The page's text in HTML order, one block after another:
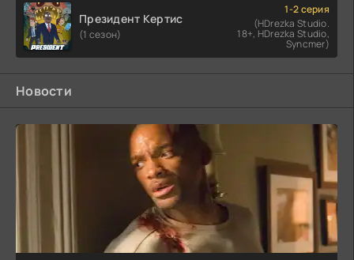
Президент Кертис
(1 сезон)
1-2 серия
(HDrezka Studio.
18+, HDrezka Studio,
Syncmer)
Новости